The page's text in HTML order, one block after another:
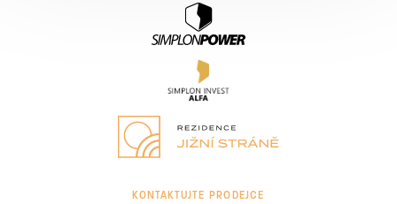
KONTAKTUJTE PRODEJCE